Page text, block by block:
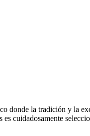
la tradición y la
cuidadosamente